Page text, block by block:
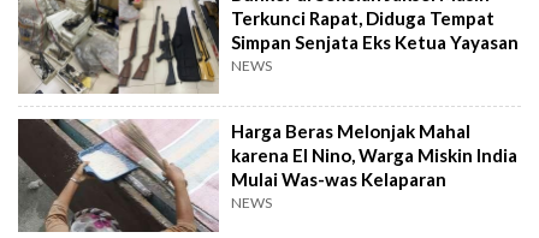
Terkunci Rapat, Diduga Tempat
Simpan Senjata Eks Ketua Yayasan
NEWS
Harga Beras Melonjak Mahal
karena El Nino, Warga Miskin India
Mulai Was-was Kelaparan
NEWS